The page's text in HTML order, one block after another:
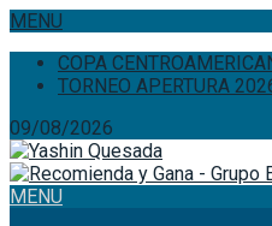
MENU
COPA
TORNEO APERTURA
09/08/2026
MENU